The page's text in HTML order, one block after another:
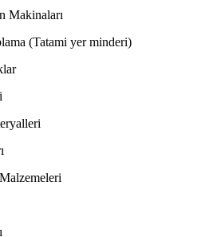
Makinaları
(Tatami yer minderi)